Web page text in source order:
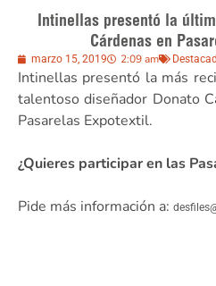
Intinellas presentó la
Cárdenas en
marzo 15, 2019 2:09 am
Intinellas presentó la más
talentoso diseñador Donato
Pasarelas Expotextil.
¿Quieres participar en las
Pide más información a: